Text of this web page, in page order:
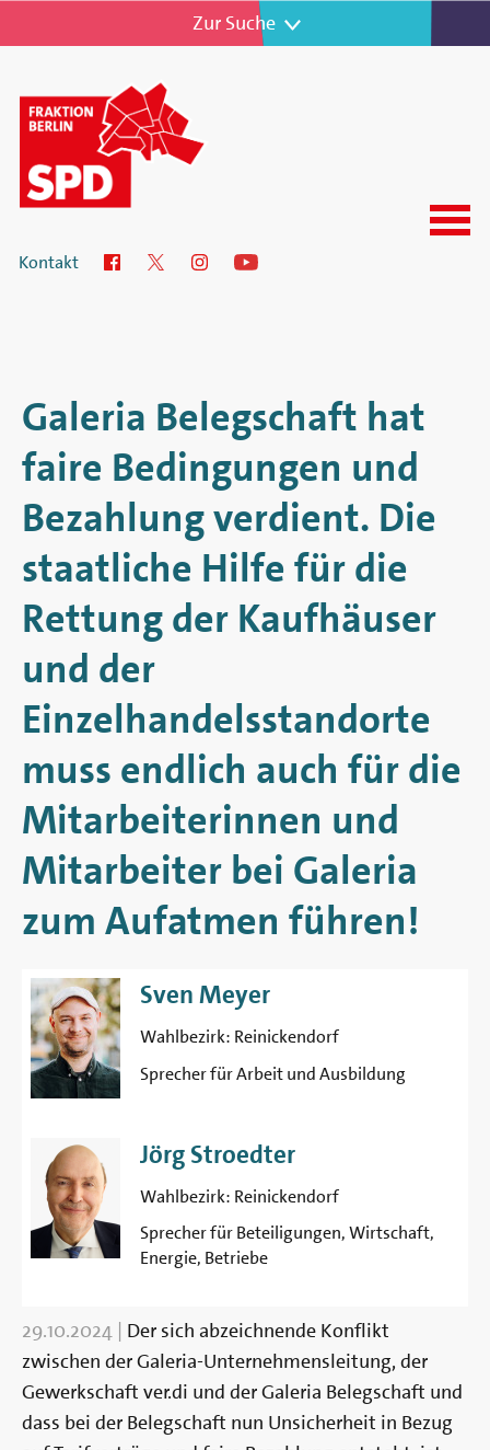
Zur Navigation
Zur Suche
Fraktion
Abgeordnetenhaus
von
Berlin
Kontakt FacebookTwitterInstagramYouTube
Menu
Galeria Belegschaft hat
faire Bedingungen und
Bezahlung verdient. Die
staatliche Hilfe für die
Rettung der Kaufhäuser
und der
Einzelhandelsstandorte
muss endlich auch für die
Mitarbeiterinnen und
Mitarbeiter bei Galeria
zum Aufatmen führen!
Sven Meyer
Wahlbezirk: Reinickendorf
Sprecher für Arbeit und Ausbildung
Jörg Stroedter
Wahlbezirk: Reinickendorf
Sprecher für Beteiligungen, Wirtschaft,
Energie, Betriebe
29.10.2024 | Der sich abzeichnende Konflikt
zwischen der Galeria-Unternehmensleitung, der
Gewerkschaft ver.di und der Galeria Belegschaft und
dass bei der Belegschaft nun Unsicherheit in Bezug